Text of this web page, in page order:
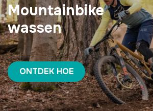
Mountainbike
wassen
ONTDEK HOE